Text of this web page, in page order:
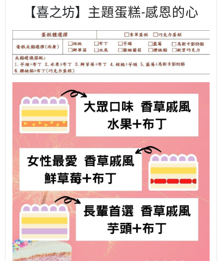
【喜之坊】 主題蛋糕-感恩的心